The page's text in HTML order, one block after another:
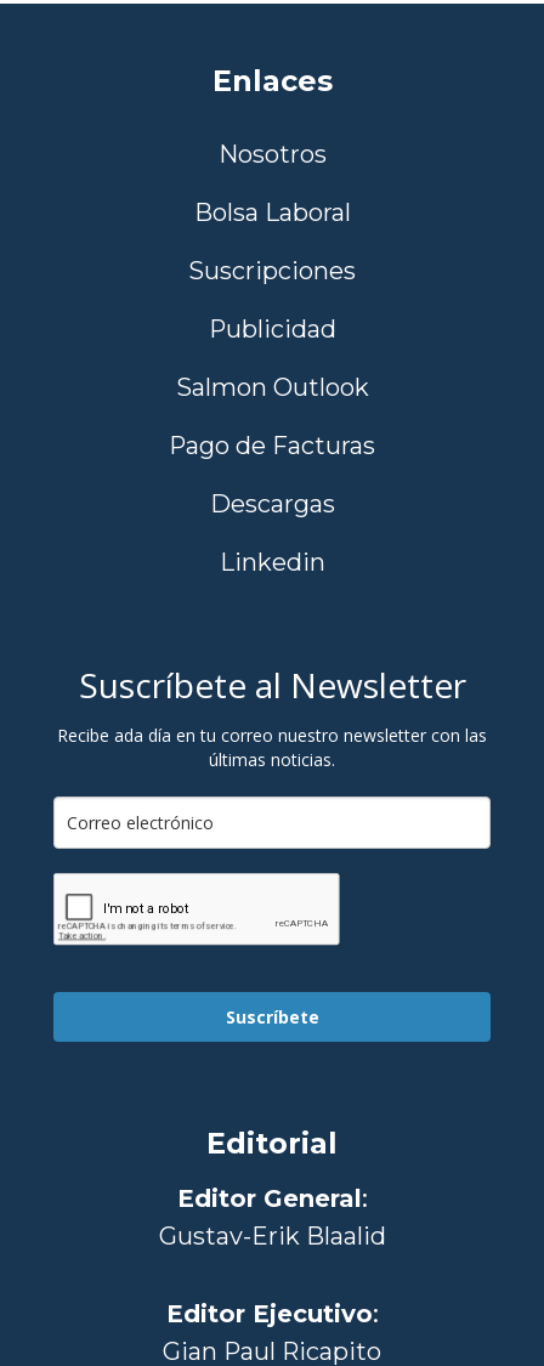
Enlaces
Nosotros
Bolsa Laboral
Suscripciones
Publicidad
Salmon Outlook
Pago de Facturas
Descargas
Linkedin
Suscríbete al Newsletter
Recibe ada día en tu correo nuestro newsletter con las
últimas noticias.
Suscríbete
Editorial
Editor General:
Gustav-Erik Blaalid
Editor Ejecutivo:
Gian Paul Ricapito